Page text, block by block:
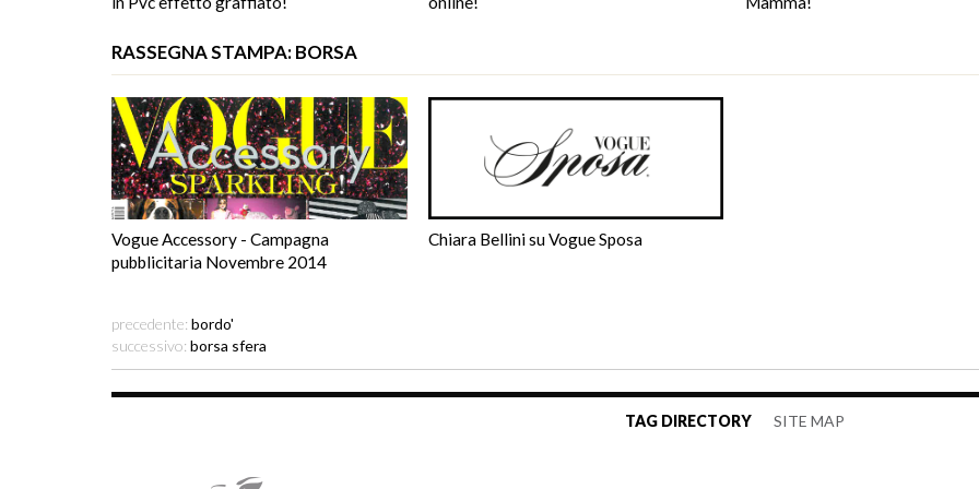
RASSEGNA STAMPA: BORSA
Vogue Accessory - Campagna
pubblicitaria Novembre 2014
Chiara Bellini su Vogue Sposa
precedente: bordo'
successivo: borsa sfera
TAG DIRECTORY SITE MAP